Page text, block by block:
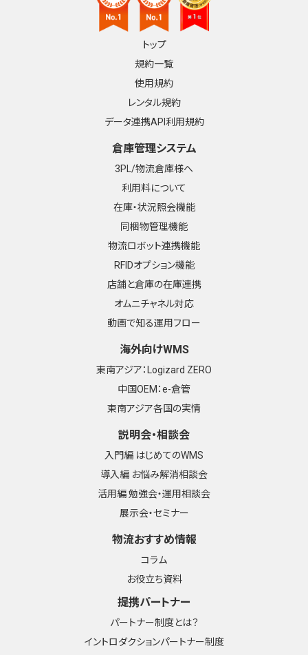
トップ
規約一覧
使用規約
レンタル規約
データ連携API利用規約
倉庫管理システム
3PL/物流倉庫様へ
利用料について
在庫・状況照会機能
同梱物管理機能
物流ロボット連携機能
RFIDオプション機能
店舗と倉庫の在庫連携
オムニチャネル対応
動画で知る運用フロー
海外向けWMS
東南アジア：Logizard ZERO
中国OEM：e-倉管
東南アジア各国の実情
説明会・相談会
入門編 はじめてのWMS
導入編 お悩み解消相談会
活用編 勉強会・運用相談会
展示会・セミナー
物流おすすめ情報
コラム
お役立ち資料
提携パートナー
パートナー制度とは？
イントロダクションパートナー制度